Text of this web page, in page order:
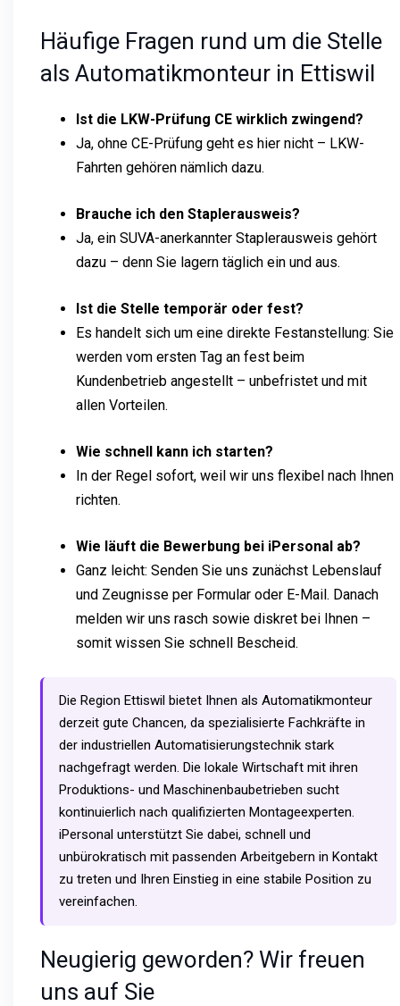
Häufige Fragen rund um die Stelle
als Automatikmonteur in Ettiswil
Ist die LKW-Prüfung CE wirklich zwingend?
Ja, ohne CE-Prüfung geht es hier nicht – LKW-
Fahrten gehören nämlich dazu.
Brauche ich den Staplerausweis?
Ja, ein SUVA-anerkannter Staplerausweis gehört
dazu – denn Sie lagern täglich ein und aus.
Ist die Stelle temporär oder fest?
Es handelt sich um eine direkte Festanstellung: Sie
werden vom ersten Tag an fest beim
Kundenbetrieb angestellt – unbefristet und mit
allen Vorteilen.
Wie schnell kann ich starten?
In der Regel sofort, weil wir uns flexibel nach Ihnen
richten.
Wie läuft die Bewerbung bei iPersonal ab?
Ganz leicht: Senden Sie uns zunächst Lebenslauf
und Zeugnisse per Formular oder E-Mail. Danach
melden wir uns rasch sowie diskret bei Ihnen –
somit wissen Sie schnell Bescheid.
Die Region Ettiswil bietet Ihnen als Automatikmonteur
derzeit gute Chancen, da spezialisierte Fachkräfte in
der industriellen Automatisierungstechnik stark
nachgefragt werden. Die lokale Wirtschaft mit ihren
Produktions- und Maschinenbaubetrieben sucht
kontinuierlich nach qualifizierten Montageexperten.
iPersonal unterstützt Sie dabei, schnell und
unbürokratisch mit passenden Arbeitgebern in Kontakt
zu treten und Ihren Einstieg in eine stabile Position zu
vereinfachen.
Neugierig geworden? Wir freuen
uns auf Sie